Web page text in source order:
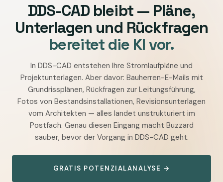
DDS-CAD bleibt — Pläne,
Unterlagen und Rückfragen
bereitet die KI vor.
DDS-
CAD
im
Elektrobetrieb
mit
KI
Pläne,
In DDS-CAD entstehen Ihre Stromlaufpläne und
Projektunterlagen. Aber davor: Bauherren-E-Mails mit
Grundrissplänen, Rückfragen zur Leitungsführung,
Fotos von Bestandsinstallationen, Revisionsunterlagen
vom Architekten — alles landet unstrukturiert im
Postfach. Genau diesen Eingang macht Buzzard
sauber, bevor der Vorgang in DDS-CAD geht.
GRATIS POTENZIALANALYSE →